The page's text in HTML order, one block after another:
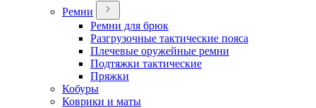
Ремни
Ремни для брюк
Разгрузочные тактические пояса
Плечевые оружейные ремни
Подтяжки тактические
Пряжки
Кобуры
Коврики и маты